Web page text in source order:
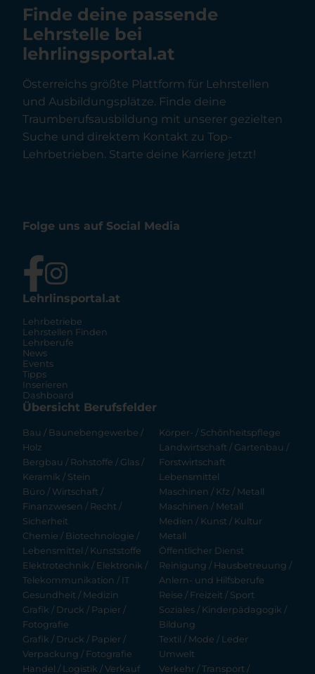
Finde deine passende
Lehrstelle bei
lehrlingsportal.at
Österreichs größte Plattform für Lehrstellen
und Ausbildungsplätze. Finde deine
Traumberufsausbildung mit unserer gezielten
Suche und direktem Kontakt zu Top-
Lehrbetrieben. Starte deine Karriere jetzt!
Folge uns auf Social Media
Lehrlinsportal.at
Lehrbetriebe
Lehrstellen Finden
Lehrberufe
News
Events
Tipps
Inserieren
Dashboard
Übersicht Berufsfelder
Bau / Baunebengewerbe /
Holz
Bergbau / Rohstoffe / Glas /
Keramik / Stein
Büro / Wirtschaft /
Finanzwesen / Recht /
Sicherheit
Chemie / Biotechnologie /
Lebensmittel / Kunststoffe
Elektrotechnik / Elektronik /
Telekommunikation / IT
Gesundheit / Medizin
Grafik / Druck / Papier /
Fotografie
Grafik / Druck / Papier /
Verpackung / Fotografie
Handel / Logistik / Verkauf
Körper- / Schönheitspflege
Landwirtschaft / Gartenbau /
Forstwirtschaft
Lebensmittel
Maschinen / Kfz / Metall
Maschinen / Metall
Medien / Kunst / Kultur
Metall
Öffentlicher Dienst
Reinigung / Hausbetreuung /
Anlern- und Hilfsberufe
Reise / Freizeit / Sport
Soziales / Kinderpädagogik /
Bildung
Textil / Mode / Leder
Umwelt
Verkehr / Transport /